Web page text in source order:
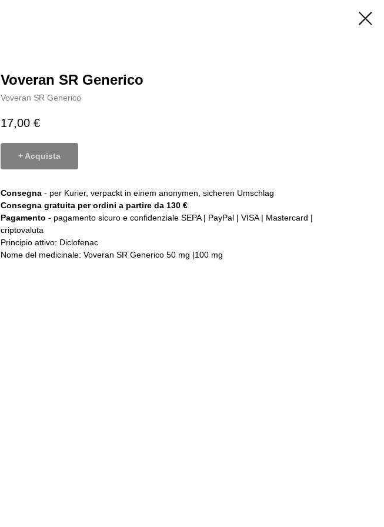
Voveran SR Generico
Voveran SR Generico
17,00 €
+ Acquista
Consegna - per Kurier, verpackt in einem anonymen, sicheren Umschlag
Consegna gratuita per ordini a partire da 130 €
Pagamento - pagamento sicuro e confidenziale SEPA | PayPal | VISA | Mastercard |
criptovaluta
Principio attivo: Diclofenac
Nome del medicinale: Voveran SR Generico 50 mg |100 mg